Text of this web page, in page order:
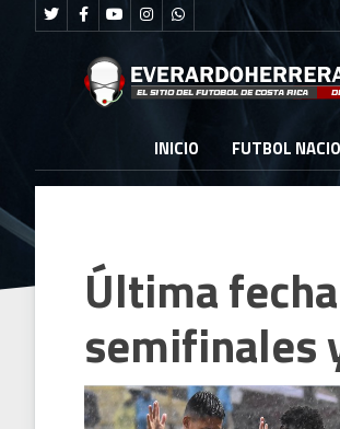
INICIO FUTBOL
Última
semifinales